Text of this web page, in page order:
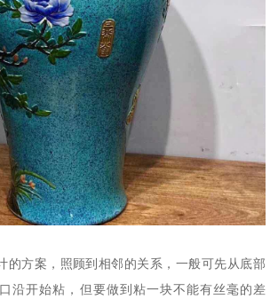
的方案，照顾到相邻的关系，一般可先从底部
沿开始粘，但要做到粘一块不能有丝毫的差